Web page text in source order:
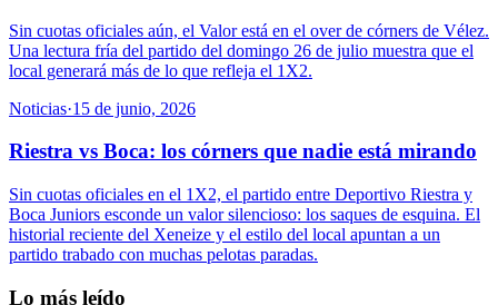
Sin cuotas oficiales aún, el Valor está en el over de córners de Vélez.
Una lectura fría del partido del domingo 26 de julio muestra que el
local generará más de lo que refleja el 1X2.
Noticias·15 de junio, 2026
Riestra vs Boca: los córners que nadie está mirando
Sin cuotas oficiales en el 1X2, el partido entre Deportivo Riestra y
Boca Juniors esconde un valor silencioso: los saques de esquina. El
historial reciente del Xeneize y el estilo del local apuntan a un
partido trabado con muchas pelotas paradas.
Lo más leído